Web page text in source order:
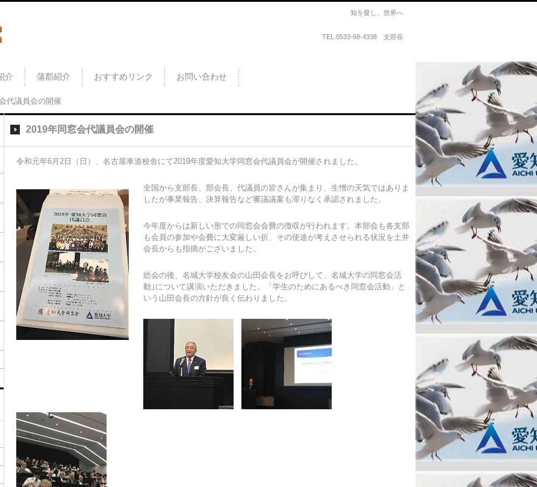
知を愛し、世界へ
TEL. 0533-68-4338 支部長
介 蒲郡紹介 おすすめリンク お問い合わせ
代議員会の開催
2019年同窓会代議員会の開催
令和元年6月2日（日）、名古屋車道校舎にて2019年度愛知大学同窓会代議員会が開催されました。
全国から支部長、部会長、代議員の皆さんが集まり、生憎の天気ではありま
したが事業報告、決算報告など審議議案も滞りなく承認されました。
今年度からは新しい形での同窓会会費の徴収が行われます。本部会も各支部
も会員の参加や会費に大変厳しい折、その使途が考えさせられる状況を土井
会長からも指摘がございました。
総会の後、名城大学校友会の山田会長をお呼びして、名城大学の同窓会活
動｣について講演いただきました。「学生のためにあるべき同窓会活動」と
いう山田会長の方針が良く伝わりました。